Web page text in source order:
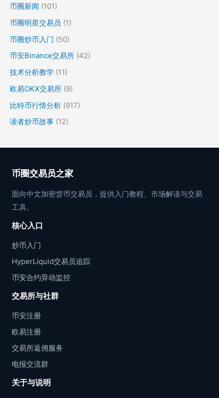
币圈新闻 (101)
币圈明星交易员 (1)
币圈炒币入门 (50)
币安Binance交易所 (42)
技术分析教学 (11)
欧易OKX交易所 (9)
比特币行情分析 (917)
读者炒币故事 (12)
币圈交易员之家
面向中文加密货币交易员，提供入门教程、市场解读与交易
工具。
核心入口
炒币入门
HyperLiquid交易员追踪
币安合约异动监控
交易所与社群
币安注册
欧易注册
交易所返佣服务
电报交流群
关于与说明